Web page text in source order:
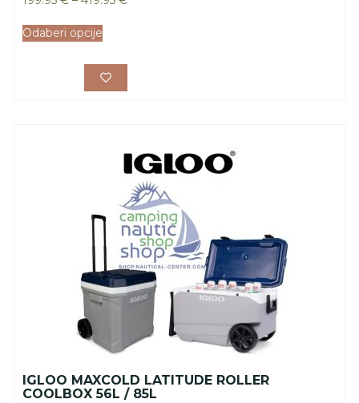
Odaberi opcije
IGLOO MAXCOLD LATITUDE ROLLER
COOLBOX 56L / 85L